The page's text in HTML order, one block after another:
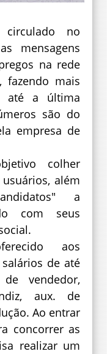
no
mensagens
na rede
fazendo mais
até a última
são do
empresa de
colher
além
a
com seus
aos
de até
de vendedor,
aux. de
Ao entrar
concorrer as
realizar um